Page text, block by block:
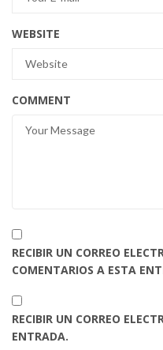
WEBSITE
COMMENT
RECIBIR UN CORREO
COMENTARIOS A ESTA
RECIBIR UN CORREO
ENTRADA.